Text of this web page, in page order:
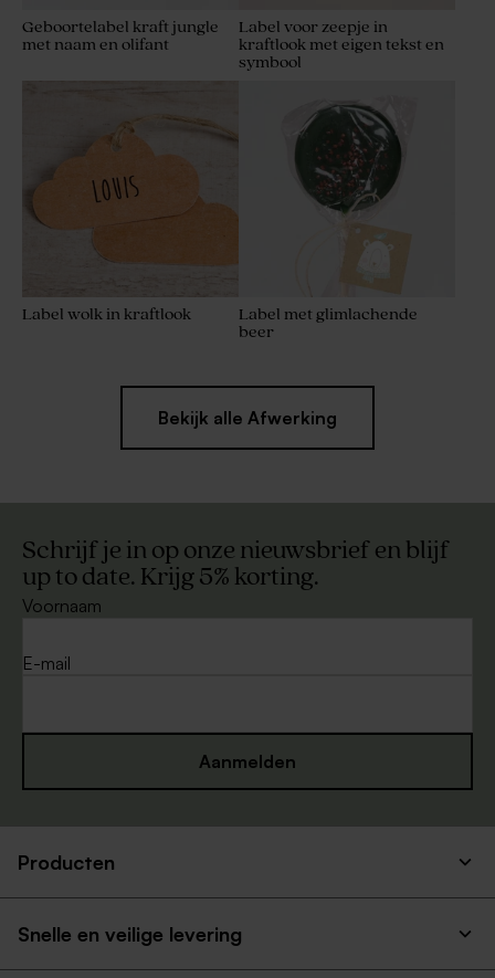
De Bock lentilles champagne
Geboortelabel kraft jungle
met naam en olifant
Label voor zeepje in
kraftlook met eigen tekst en
symbool
Label wolk in kraftlook
Label met glimlachende
beer
Bekijk alle Afwerking
Schrijf je in op onze nieuwsbrief en blijf
up to date. Krijg 5% korting.
Voornaam
E-mail
Aanmelden
Producten
Snelle en veilige levering